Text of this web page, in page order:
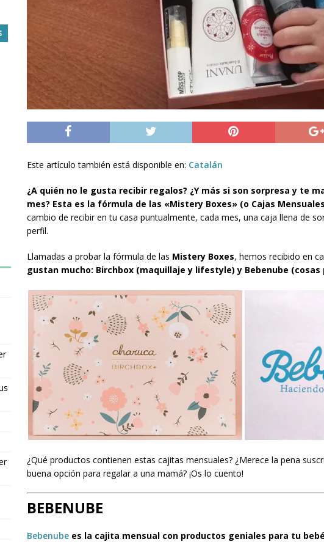
Este artículo también está disponible en: Catalán
¿A quién no le gusta recibir regalos? ¿Y más si son sorpresa y te
mes? Esta es la fórmula de las «Mistery Boxes» (o Cajas
cambio de recibir en tu casa puntualmente, cada mes, una caja llena de
perfil.
Llamadas a probar la fórmula de las Mistery Boxes, hemos recibido en
gustan mucho: Birchbox (maquillaje y lifestyle) y Bebenube (cosas
¿Qué productos contienen estas cajitas mensuales? ¿Merece la pena
buena opción para regalar a una mamá? ¡Os lo cuento!
BEBENUBE
Bebenubees la cajita mensual con productos geniales para tu